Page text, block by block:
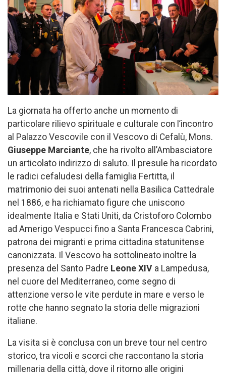
La giornata ha offerto anche un momento di
particolare rilievo spirituale e culturale con l’incontro
al Palazzo Vescovile con il Vescovo di Cefalù, Mons.
Giuseppe Marciante, che ha rivolto all’Ambasciatore
un articolato indirizzo di saluto. Il presule ha ricordato
le radici cefaludesi della famiglia Fertitta, il
matrimonio dei suoi antenati nella Basilica Cattedrale
nel 1886, e ha richiamato figure che uniscono
idealmente Italia e Stati Uniti, da Cristoforo Colombo
ad Amerigo Vespucci fino a Santa Francesca Cabrini,
patrona dei migranti e prima cittadina statunitense
canonizzata. Il Vescovo ha sottolineato inoltre la
presenza del Santo Padre Leone XIV a Lampedusa,
nel cuore del Mediterraneo, come segno di
attenzione verso le vite perdute in mare e verso le
rotte che hanno segnato la storia delle migrazioni
italiane.
La visita si è conclusa con un breve tour nel centro
storico, tra vicoli e scorci che raccontano la storia
millenaria della città, dove il ritorno alle origini